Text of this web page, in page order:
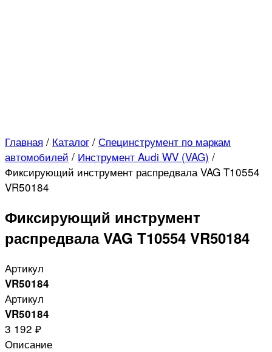
Главная / Каталог / Специнструмент по маркам
автомобилей / Инструмент Audi WV (VAG) /
Фиксирующий инструмент распредвала VAG T10554
VR50184
Фиксирующий инструмент
распредвала VAG T10554 VR50184
Артикул
VR50184
Артикул
VR50184
3 192 ₽
Описание